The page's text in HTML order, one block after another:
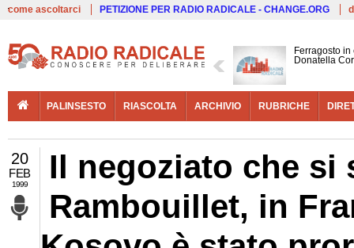
come ascoltarci PETIZIONE PER RADIO RADICALE - CHANGE.ORG
Ferragosto
Donatella
PALINSESTO RIASCOLTA ARCHIVIO RUBRICHE
20
FEB
1999
Il negoziato che si
Rambouillet, in